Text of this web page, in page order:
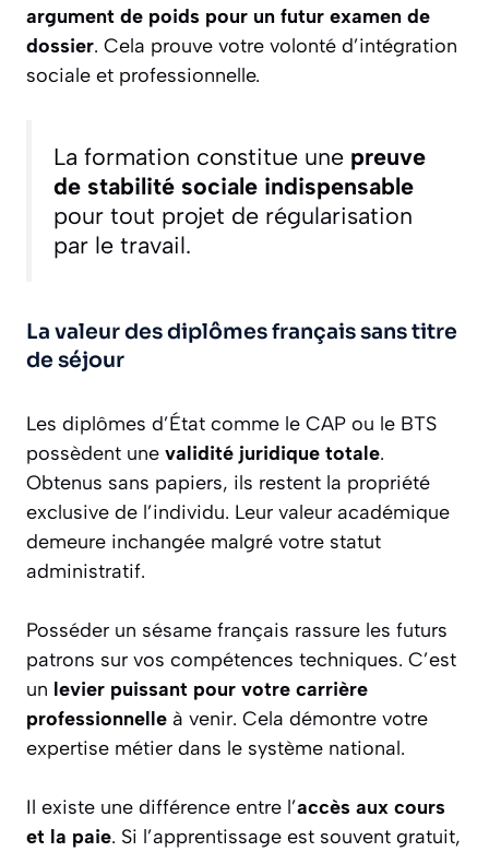
argument de poids pour un futur examen de
dossier. Cela prouve votre volonté d’intégration
sociale et professionnelle.
La formation constitue une preuve
de stabilité sociale indispensable
pour tout projet de régularisation
par le travail.
La valeur des diplômes français sans titre
de séjour
Les diplômes d’État comme le CAP ou le BTS
possèdent une validité juridique totale.
Obtenus sans papiers, ils restent la propriété
exclusive de l’individu. Leur valeur académique
demeure inchangée malgré votre statut
administratif.
Posséder un sésame français rassure les futurs
patrons sur vos compétences techniques. C’est
un levier puissant pour votre carrière
professionnelle à venir. Cela démontre votre
expertise métier dans le système national.
Il existe une différence entre l’accès aux cours
et la paie. Si l’apprentissage est souvent gratuit,